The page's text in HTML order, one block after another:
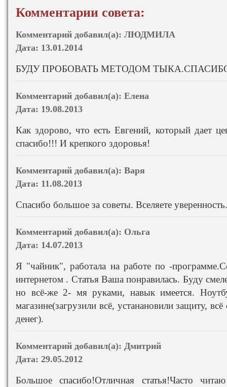
Комментарии совета:
Комментарий добавил(а): ЛЮДМИЛА
Дата: 13.01.2014
БУДУ ПРОБОВАТЬ МЕТОДОМ
Комментарий добавил(а): Елена
Дата: 19.08.2013
Как здорово, что есть Евгений, который дает
спасибо!!! И крепкого здоровья!
Комментарий добавил(а): Варя
Дата: 11.08.2013
Спасибо большое за советы. Вселяете уверенность.
Комментарий добавил(а): Ольга
Дата: 14.07.2013
Я "чайник", работала на работе по -
интернетом . Статья Ваша понравилась. Буду
но всё-же 2- мя руками, навык имеется.
магазине(загрузили всё, устанановили защиту,
денег).
Комментарий добавил(а): Дмитрий
Дата: 29.05.2012
Большое спасибо!Отличная статья!Часто